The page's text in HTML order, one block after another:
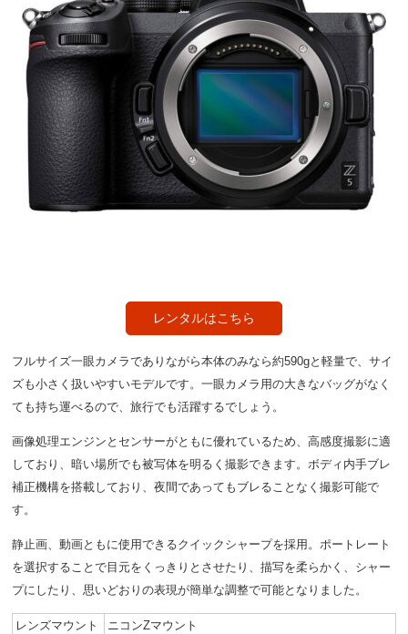
レンタルはこちら
フルサイズ一眼カメラでありながら本体のみなら約590gと軽量で、サイ
ズも小さく扱いやすいモデルです。一眼カメラ用の大きなバッグがなく
ても持ち運べるので、旅行でも活躍するでしょう。
画像処理エンジンとセンサーがともに優れているため、高感度撮影に適
しており、暗い場所でも被写体を明るく撮影できます。ボディ内手ブレ
補正機構を搭載しており、夜間であってもブレることなく撮影可能で
す。
静止画、動画ともに使用できるクイックシャープを採用。ポートレート
を選択することで目元をくっきりとさせたり、描写を柔らかく、シャー
プにしたり、思いどおりの表現が簡単な調整で可能となりました。
レンズマウント ニコンZマウント